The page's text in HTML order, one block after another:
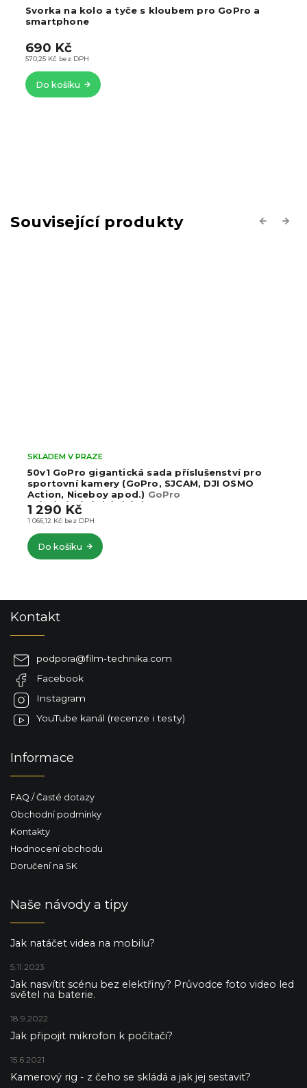
Svorka na kolo a tyče s kloubem pro GoPro a
smartphone
570,25 Kč bez DPH
690 Kč
Do košíku
Související produkty Previous
50v1 GoPro gigantická sada příslušenství pro
sportovní kamery (GoPro, SJCAM, DJI OSMO
Action, Niceboy apod.) GoPro
13/12/11/10/9/8/7/6/5/4/3
SKLADEM V PRAZE
1 066,12 Kč bez DPH
1 290 Kč
Do košíku
Next
Kontakt
podpora@film-technika.com
Facebook
Instagram
YouTube kanál (recenze i testy)
Informace
FAQ / Časté dotazy
Obchodní podmínky
Kontakty
Hodnocení obchodu
Doručení na SK
Naše návody a tipy
Jak natáčet videa na mobilu?
5.11.2023
Jak nasvítit scénu bez elektřiny? Průvodce foto video led
světel na baterie.
18.9.2022
Jak připojit mikrofon k počítači?
15.6.2021
Kamerový rig - z čeho se skládá a jak jej sestavit?